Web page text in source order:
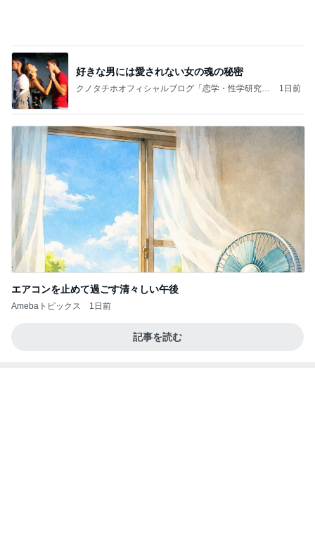
好きな男には愛されない女の魂の秘密
クノタチホオフィシャルブログ「恋学・性学研究
1日前
エアコンを止めて過ごす清々しい午後
Amebaトピックス 1日前
記事を読む